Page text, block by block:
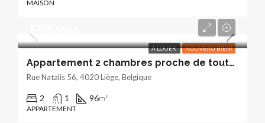
MAISON
À LOUER NOUVEAU BIEN!
Appartement 2 chambres proche de toutes les commodités.
Rue Natalis 56, 4020 Liège, Belgique
2 1 96m²
APPARTEMENT